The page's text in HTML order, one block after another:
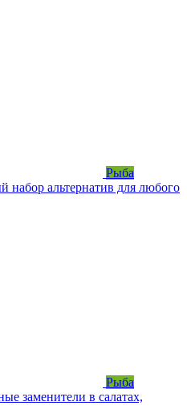
Рыба
набор альтернатив для любого
Рыба
заменители в салатах,